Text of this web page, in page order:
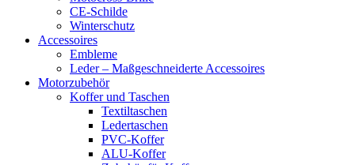
CE-Schilde
Winterschutz
Accessoires
Embleme
Leder – Maßgeschneiderte Accessoires
Motorzubehör
Koffer und Taschen
Textiltaschen
Ledertaschen
PVC-Koffer
ALU-Koffer